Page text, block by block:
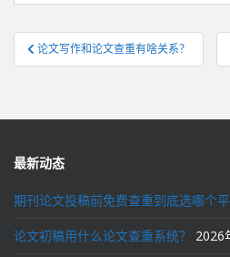
文
章
航
论文写作和论文查重有啥关系？
最新动态
期刊论文投稿前免费查重到底选哪个平
论文初稿用什么论文查重系统？ 2026